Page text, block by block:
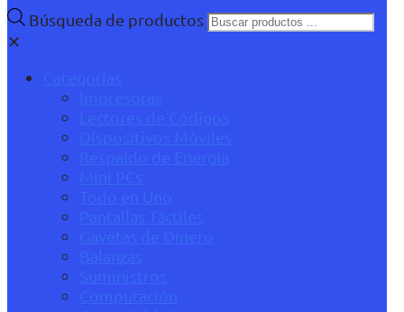
Búsqueda de productos
✕
Categorías
Impresoras
Lectores de Códigos
Dispositivos Móviles
Respaldo de Energía
Mini PCs
Todo en Uno
Pantallas Táctiles
Gavetas de Dinero
Balanzas
Suministros
Computación